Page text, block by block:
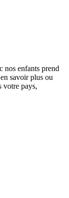
nos enfants prend
savoir plus ou
votre pays,